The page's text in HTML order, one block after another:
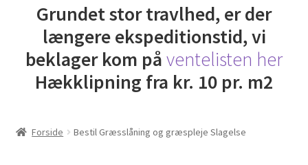
Butik
DRG Express lån
Lej Maskine
Grundet stor travlhed, er der
længere ekspeditionstid, vi
beklager kom påventelisten her
Hækklipning fra kr. 10 pr. m2
Forside Bestil Græsslåning og græspleje Slagelse